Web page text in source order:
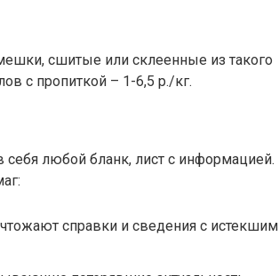
сшитые или склеенные из такого
с пропиткой – 1-6,5 р./кг.
любой бланк, лист с информацией.
справки и сведения с истекшим